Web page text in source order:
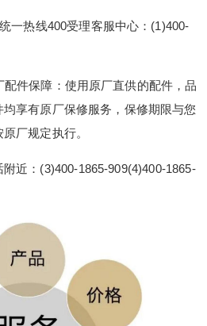
一热线400受理客服中心：(1)400-
件保障：使用原厂直供的配件，品
享有原厂保修服务，保修期限与您
厂规定执行。
近：(3)400-1865-909(4)400-1865-
话人工服务24小时热线 特
统一热线400受理客服中
障：使用原厂直供的配件，
的配件均享有原厂保修服
的原保修期限相同或按原厂
后服务上门电话附近：(...